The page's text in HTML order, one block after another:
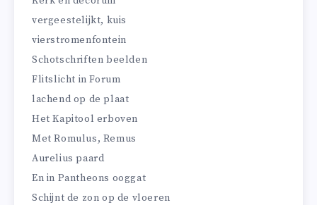
vergeestelijkt, kuis
vierstromenfontein
Schotschriften beelden
Flitslicht in Forum
lachend op de plaat
Het Kapitool erboven
Met Romulus, Remus
Aurelius paard
En in Pantheons ooggat
Schijnt de zon op de vloeren